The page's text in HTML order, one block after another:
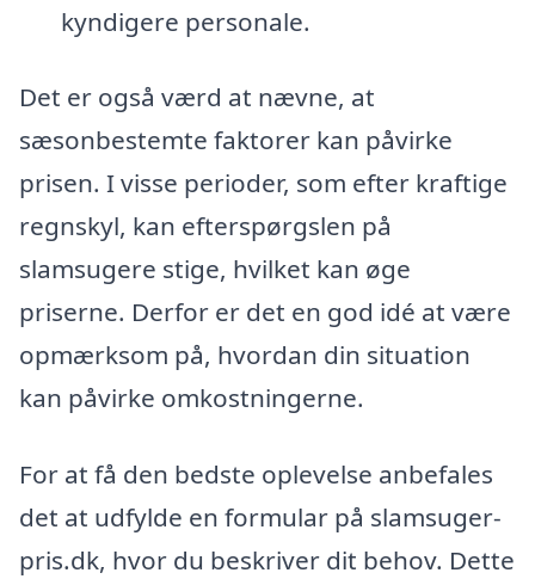
kyndigere personale.
Det er også værd at nævne, at
sæsonbestemte faktorer kan påvirke
prisen. I visse perioder, som efter kraftige
regnskyl, kan efterspørgslen på
slamsugere stige, hvilket kan øge
priserne. Derfor er det en god idé at være
opmærksom på, hvordan din situation
kan påvirke omkostningerne.
For at få den bedste oplevelse anbefales
det at udfylde en formular på slamsuger-
pris.dk, hvor du beskriver dit behov. Dette